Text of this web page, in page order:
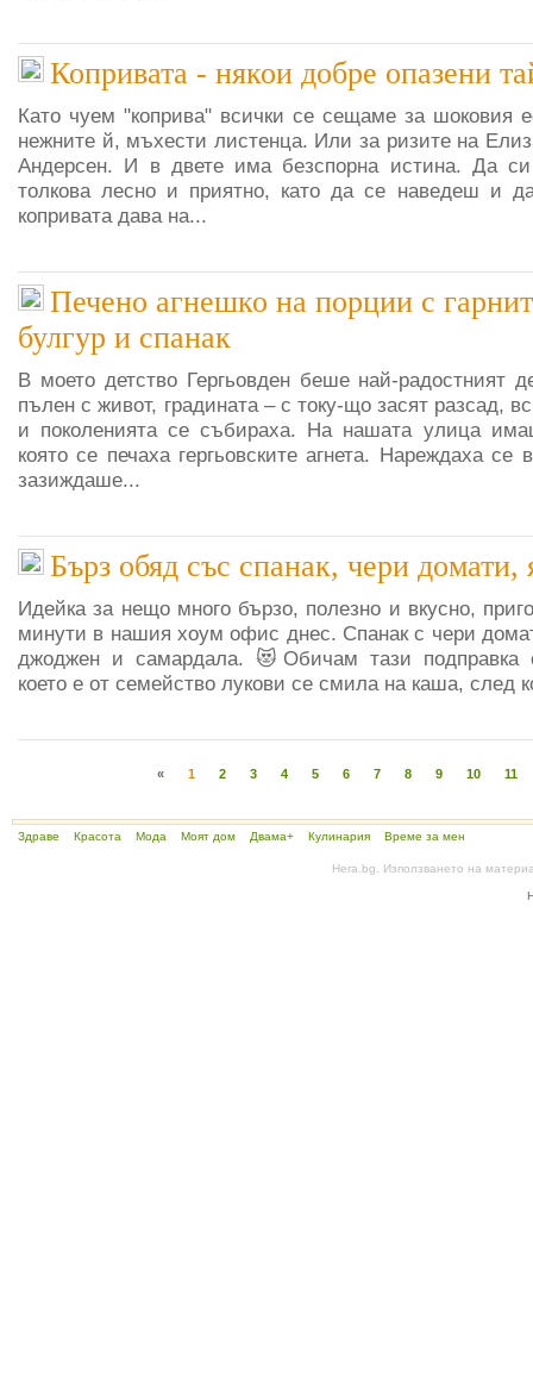
Копривата - някои добре опазени
Като чуем "коприва" всички се сещаме за шоковия
нежните й, мъхести листенца. Или за ризите на
Андерсен. И в двете има безспорна истина. Да
толкова лесно и приятно, като да се наведеш и
копривата дава на...
Печено агнешко на порции с
булгур и спанак
В моето детство Гергьовден беше най-радостният
пълен с живот, градината – с току-що засят разсад,
и поколенията се събираха. На нашата улица
която се печаха гергьовските агнета. Нареждаха
зазиждаше...
Бърз обяд със спанак, чери домати,
Идейка за нещо много бързо, полезно и вкусно,
минути в нашия хоум офис днес. Спанак с чери
джоджен и самардала. 😻Обичам тази подправка
което е от семейство лукови се смила на каша, след
« 1 2 3 4 5 6 7 8 9 10 11
Здраве Красота Мода Моят дом Двама+ Кулинария Време за мен
Hera.bg. Използването на